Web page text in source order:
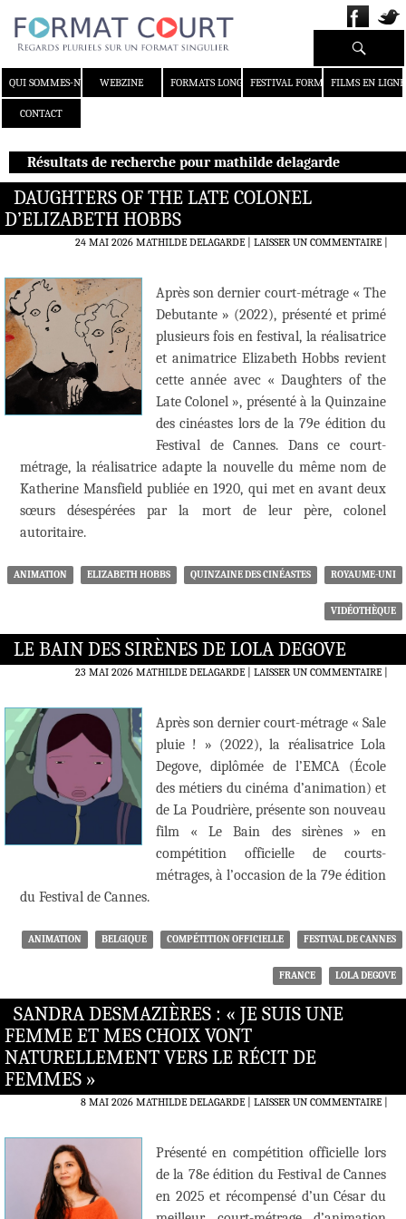
QUI SOMMES-NOUS ?WEBZINE FORMATS LONGS FESTIVAL FORMAT COURT
FILMS EN LIGNE
CONTACT
Recherche
Résultats de recherche pour mathilde delagarde
DAUGHTERS OF THE LATE COLONEL
D’ELIZABETH HOBBS
24 MAI 2026 MATHILDE DELAGARDE LAISSER UN COMMENTAIRE|
Après son dernier court-métrage « The
Debutante » (2022), présenté et primé
plusieurs fois en festival, la réalisatrice
et animatrice Elizabeth Hobbs revient
cette année avec « Daughters of the
Late Colonel », présenté à la Quinzaine
des cinéastes lors de la 79e édition du
Festival de Cannes. Dans ce court-
métrage, la réalisatrice adapte la nouvelle du même nom de
Katherine Mansfield publiée en 1920, qui met en avant deux
sœurs désespérées par la mort de leur père, colonel
autoritaire.
ANIMATION ELIZABETH HOBBS QUINZAINE DES CINÉASTES ROYAUME-UNI
VIDÉOTHÈQUE
LE BAIN DES SIRÈNES DE LOLA DEGOVE
23 MAI 2026 MATHILDE DELAGARDE LAISSER UN COMMENTAIRE|
Après son dernier court-métrage « Sale
pluie ! » (2022), la réalisatrice Lola
Degove, diplômée de l’EMCA (École
des métiers du cinéma d’animation) et
de La Poudrière, présente son nouveau
film « Le Bain des sirènes » en
compétition officielle de courts-
métrages, à l’occasion de la 79e édition
du Festival de Cannes.
ANIMATION BELGIQUE COMPÉTITION OFFICIELLE FESTIVAL DE CANNES
FRANCE LOLA DEGOVE
SANDRA DESMAZIÈRES : « JE SUIS UNE
FEMME ET MES CHOIX VONT
NATURELLEMENT VERS LE RÉCIT DE
FEMMES »
8 MAI 2026 MATHILDE DELAGARDE LAISSER UN COMMENTAIRE|
Présenté en compétition officielle lors
de la 78e édition du Festival de Cannes
en 2025 et récompensé d’un César du